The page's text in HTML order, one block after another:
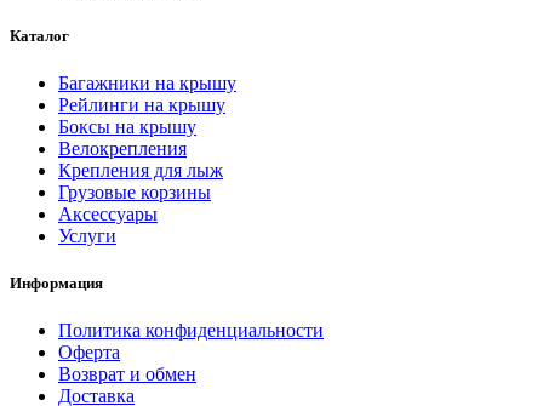
Каталог
Багажники на крышу
Рейлинги на крышу
Боксы на крышу
Велокрепления
Крепления для лыж
Грузовые корзины
Аксессуары
Услуги
Информация
Политика конфиденциальности
Оферта
Возврат и обмен
Доставка